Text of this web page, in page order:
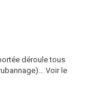
déroule tous
Voir le